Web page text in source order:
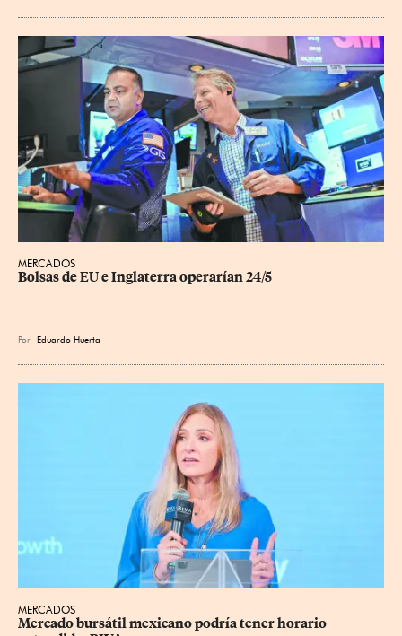
MERCADOS
Bolsas de EU e Inglaterra operarían 24/5
Por Eduardo Huerta
MERCADOS
Mercado bursátil mexicano podría tener horario